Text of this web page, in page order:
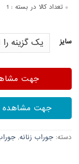
تعداد کالا در بسته : 1
سایز
جهت
جهت مشاهده
دسته: جوراب زنانه,